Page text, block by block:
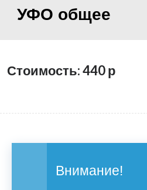
УФО общее
Стоимость: 440р
Внимание!